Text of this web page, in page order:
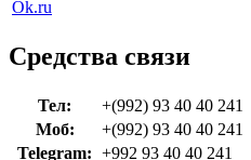
Ok.ru
Средства связи
Тел:
+(992) 93 40 40 241
Моб:
+(992) 93 40 40 241
Telegram: +992 93 40 40 241